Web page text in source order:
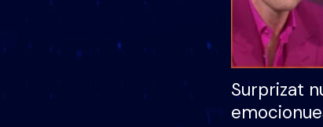
Surprizat